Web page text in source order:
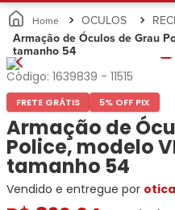
Infantil
Unissex
Busque
Por
Marcas
Ana
Hickmann
Bulget
Miu-
Miu
Guess
Lacoste
Infantil
Unissex
Busque
Por
Marcas
Ray-
Ban
Prada
Ana
Hickmann
Tecnol
Óculos
Estojos
para
Óculos
Soluções
e
Cuidados
Ray-
Ban
Prada
Exchange
Tommy
Hilfiger
Ana
Hickmann
Guess
Speedo
Óculos
de Sol
Corrente
para
Estojo
para
Óculos
Gênero
Masculino
Feminino
OCULOS
Armação de Óculos de Grau
tamanho 54
Código: 1639839 - 11515
FRETE GRÁTIS 5% OFF PIX
Armação de
Police, modelo
tamanho 54
Vendido e entregue por